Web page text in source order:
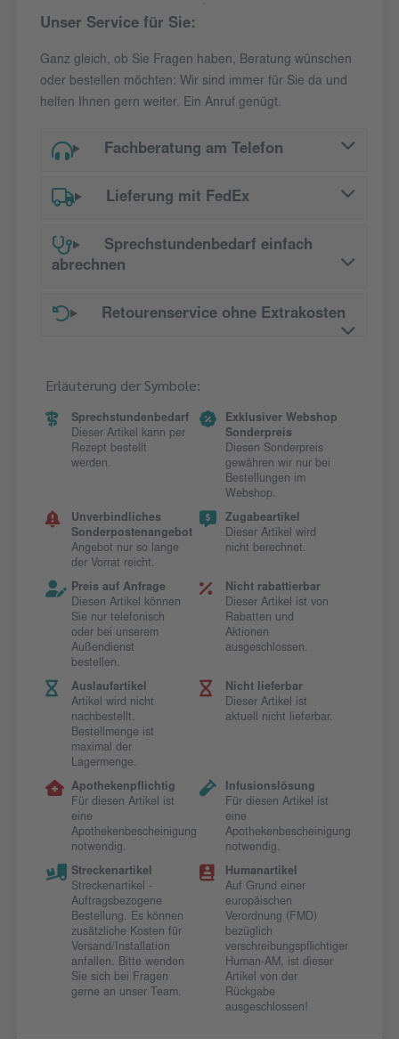
Unser Service für Sie:
Ganz gleich, ob Sie Fragen haben, Beratung wünschen
oder bestellen möchten: Wir sind immer für Sie da und
helfen Ihnen gern weiter. Ein Anruf genügt.
Fachberatung am Telefon
Lieferung mit FedEx
Sprechstundenbedarf einfach
abrechnen
Retourenservice ohne Extrakosten
Erläuterung der Symbole:
Sprechstundenbedarf
Dieser Artikel kann per
Rezept bestellt
werden.
Exklusiver Webshop
Sonderpreis
Diesen Sonderpreis
gewähren wir nur bei
Bestellungen im
Webshop.
Unverbindliches
Sonderpostenangebot
Angebot nur so lange
der Vorrat reicht.
Zugabeartikel
Dieser Artikel wird
nicht berechnet.
Preis auf Anfrage
Diesen Artikel können
Sie nur telefonisch
oder bei unserem
Außendienst
bestellen.
Nicht rabattierbar
Dieser Artikel ist von
Rabatten und
Aktionen
ausgeschlossen.
Auslaufartikel
Artikel wird nicht
nachbestellt.
Bestellmenge ist
maximal der
Lagermenge.
Nicht lieferbar
Dieser Artikel ist
aktuell nicht lieferbar.
Apothekenpflichtig
Für diesen Artikel ist
eine
Apothekenbescheinigung
notwendig.
Infusionslösung
Für diesen Artikel ist
eine
Apothekenbescheinigung
notwendig.
Streckenartikel
Streckenartikel -
Auftragsbezogene
Bestellung. Es können
zusätzliche Kosten für
Versand/Installation
anfallen. Bitte wenden
Sie sich bei Fragen
gerne an unser Team.
Humanartikel
Auf Grund einer
europäischen
Verordnung (FMD)
bezüglich
verschreibungspflichtiger
Human-AM, ist dieser
Artikel von der
Rückgabe
ausgeschlossen!